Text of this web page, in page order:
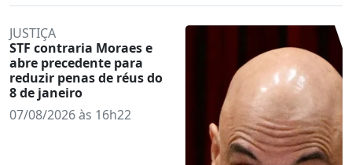
JUSTIÇA
STF contraria Moraes e
abre precedente para
reduzir penas de réus do
8 de janeiro
07/08/2026 às 16h22